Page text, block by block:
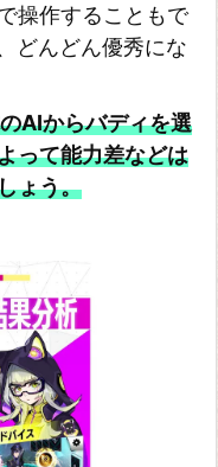
操作することもで
どんどん優秀にな
AIからバディを選
って能力差などは
ょう。